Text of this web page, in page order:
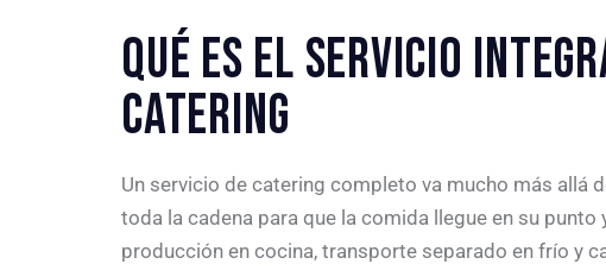
QUÉ ES EL SERVICIO
CATERING
Un servicio de catering completo va mucho más allá
toda la cadena para que la comida llegue en su punto
producción en cocina, transporte separado en frío y